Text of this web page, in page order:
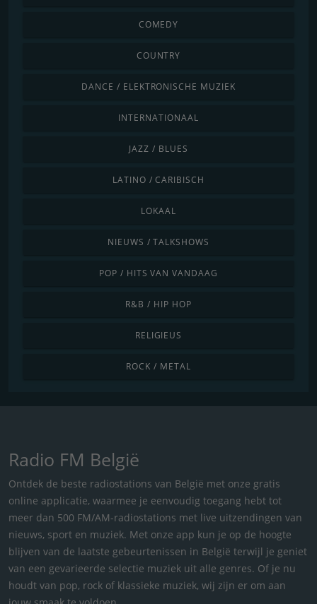
COMEDY
COUNTRY
DANCE / ELEKTRONISCHE MUZIEK
INTERNATIONAAL
JAZZ / BLUES
LATINO / CARIBISCH
LOKAAL
NIEUWS / TALKSHOWS
POP / HITS VAN VANDAAG
R&B / HIP HOP
RELIGIEUS
ROCK / METAL
Radio FM België
Ontdek de beste radiostations van België met onze gratis
online applicatie, waarmee je eenvoudig toegang hebt tot
meer dan 500 FM/AM-radiostations met live uitzendingen van
nieuws, sport en muziek. Met onze app kun je op de hoogte
blijven van de laatste gebeurtenissen in België terwijl je geniet
van een gevarieerde selectie muziek uit alle genres. Of je nu
houdt van pop, rock of klassieke muziek, wij zijn er om aan